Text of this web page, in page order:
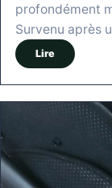
profondément
Survenu après
Lire